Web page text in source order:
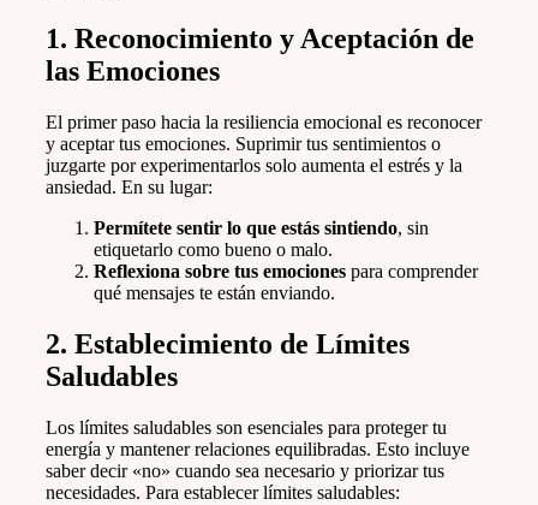
1. Reconocimiento y Aceptación de
las Emociones
El primer paso hacia la resiliencia emocional es reconocer
y aceptar tus emociones. Suprimir tus sentimientos o
juzgarte por experimentarlos solo aumenta el estrés y la
ansiedad. En su lugar:
Permítete sentir lo que estás sintiendo, sin
etiquetarlo como bueno o malo.
Reflexiona sobre tus emociones para comprender
qué mensajes te están enviando.
2. Establecimiento de Límites
Saludables
Los límites saludables son esenciales para proteger tu
energía y mantener relaciones equilibradas. Esto incluye
saber decir «no» cuando sea necesario y priorizar tus
necesidades. Para establecer límites saludables: